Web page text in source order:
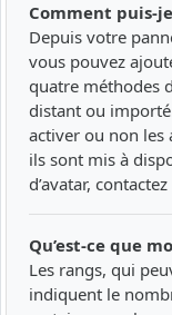
Comment puis-
Depuis votre
vous pouvez
quatre méthodes
distant ou
activer ou non les
ils sont mis à
d’avatar,
Qu’est-ce que
Les rangs, qui
indiquent le